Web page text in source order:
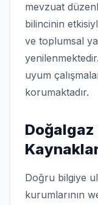
mevzuat
bilincinin
ve toplumsal
uyum
korumaktadır.
Doğru bilgiye
kurumlarının